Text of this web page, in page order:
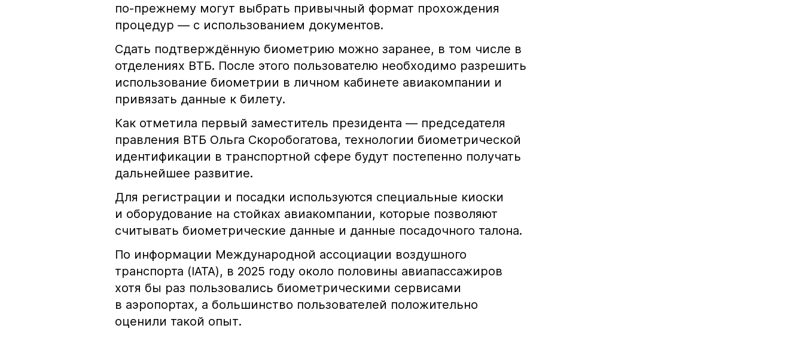
по-прежнему могут выбрать привычный формат прохождения
процедур — с использованием документов.
Сдать подтверждённую биометрию можно заранее, в том числе в
отделениях ВТБ. После этого пользователю необходимо разрешить
использование биометрии в личном кабинете авиакомпании и
привязать данные к билету.
Как отметила первый заместитель президента — председателя
правления ВТБ Ольга Скоробогатова, технологии биометрической
идентификации в транспортной сфере будут постепенно получать
дальнейшее развитие.
Для регистрации и посадки используются специальные киоски
и оборудование на стойках авиакомпании, которые позволяют
считывать биометрические данные и данные посадочного талона.
По информации Международной ассоциации воздушного
транспорта (IATA), в 2025 году около половины авиапассажиров
хотя бы раз пользовались биометрическими сервисами
в аэропортах, а большинство пользователей положительно
оценили такой опыт.